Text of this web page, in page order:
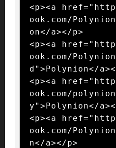
<p><a
ook.com/
on</a></p>
<p><a
ook.com/
d">Polynion</
<p><a
ook.com/
y">Polynion</
<p><a
ook.com/
n</a></p>